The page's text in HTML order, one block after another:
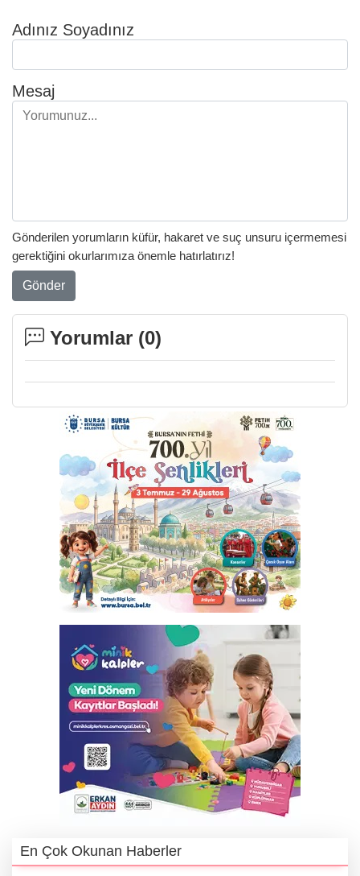
Adınız Soyadınız
Mesaj
Gönderilen yorumların küfür, hakaret ve suç unsuru içermemesi
gerektiğini okurlarımıza önemle hatırlatırız!
Gönder
Yorumlar (0)
En Çok Okunan Haberler